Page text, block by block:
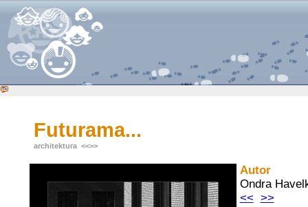
Futurama...
architektura <<>>
Autor
Ondra
<< >>